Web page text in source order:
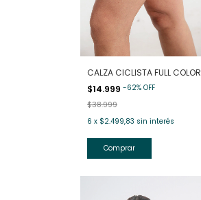
CALZA CICLISTA FULL COLOR
$14.999 -62% OFF
$38.999
6 x $2.499,83 sin interés
Comprar